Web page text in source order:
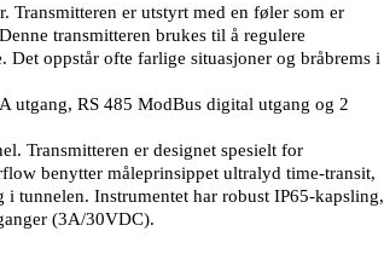
er utstyrt med en føler som er
transmitteren brukes til å regulere
oppstår ofte farlige situasjoner og bråbrems i
utgang, RS 485 ModBus digital utgang og 2
Transmitteren er designet spesielt for
benytter måleprinsippet ultralyd time-transit,
tunnelen. Instrumentet har robust IP65-kapsling,
(3A/30VDC).